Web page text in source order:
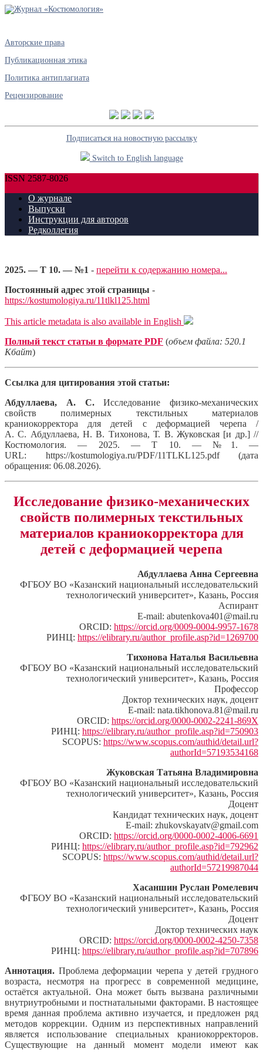
Авторские права
Публикационная этика
Политика антиплагиата
Рецензирование
Подписаться на новостную рассылку
Switch to English language
ISSN 2587-8026
О журнале
Выпуски
Инструкции для авторов
Редколлегия
2025. — Т 10. — №1 - перейти к содержанию номера...
Постоянный адрес этой страницы -
https://kostumologiya.ru/11tlkl125.html
This article metadata is also available in English
Полный текст статьи в формате PDF (объем файла: 520.1
Кбайт)
Ссылка для цитирования этой статьи:
Абдуллаева, А. С.Исследование физико-механических
свойств полимерных текстильных материалов
краниокорректора для детей с деформацией черепа /
А. С. Абдуллаева, Н. В. Тихонова, Т. В. Жуковская [и др.] //
Костюмология. — 2025. — Т 10. — №1. —
URL: https://kostumologiya.ru/PDF/11TLKL125.pdf (дата
обращения: 06.08.2026).
Исследование физико-механических
свойств полимерных текстильных
материалов краниокорректора для
детей с деформацией черепа
Абдуллаева Анна Сергеевна
ФГБОУ ВО «Казанский национальный исследовательский
технологический университет», Казань, Россия
Аспирант
E-mail: abutenkova401@mail.ru
ORCID: https://orcid.org/0009-0004-9957-1678
РИНЦ: https://elibrary.ru/author_profile.asp?id=1269700
Тихонова Наталья Васильевна
ФГБОУ ВО «Казанский национальный исследовательский
технологический университет», Казань, Россия
Профессор
Доктор технических наук, доцент
E-mail: nata.tikhonova.81@mail.ru
ORCID: https://orcid.org/0000-0002-2241-869X
РИНЦ: https://elibrary.ru/author_profile.asp?id=750903
SCOPUS: https://www.scopus.com/authid/detail.url?
authorId=57193534168
Жуковская Татьяна Владимировна
ФГБОУ ВО «Казанский национальный исследовательский
технологический университет», Казань, Россия
Доцент
Кандидат технических наук, доцент
E-mail: zhukovskayatv@gmail.com
ORCID: https://orcid.org/0000-0002-4006-6691
РИНЦ: https://elibrary.ru/author_profile.asp?id=792962
SCOPUS: https://www.scopus.com/authid/detail.url?
authorId=57219987044
Хасаншин Руслан Ромелевич
ФГБОУ ВО «Казанский национальный исследовательский
технологический университет», Казань, Россия
Доцент
Доктор технических наук
ORCID: https://orcid.org/0000-0002-4250-7358
РИНЦ: https://elibrary.ru/author_profile.asp?id=707896
Аннотация. Проблема деформации черепа у детей грудного
возраста, несмотря на прогресс в современной медицине,
остаётся актуальной. Она может быть вызвана различными
внутриутробными и постнатальными факторами. В настоящее
время данная проблема активно изучается, и предложен ряд
методов коррекции. Одним из перспективных направлений
является использование специальных краниокорректоров.
Существующие на данный момент модели имеют как